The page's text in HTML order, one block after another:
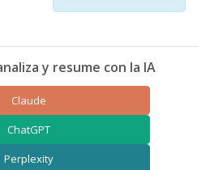
y resume con la IA
Claude
ChatGPT
Perplexity